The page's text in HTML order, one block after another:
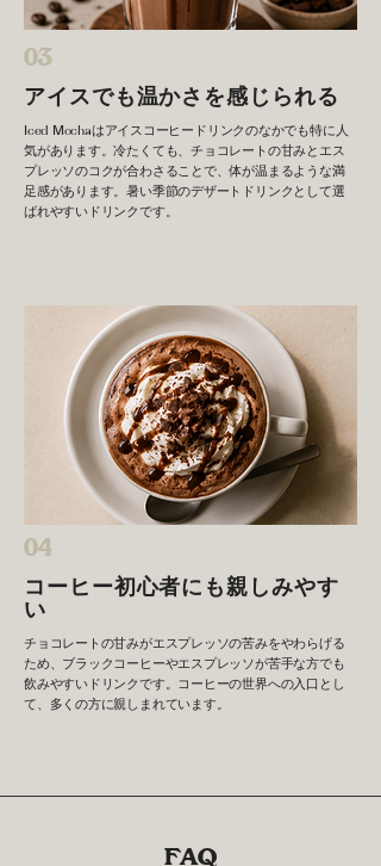
03
アイスでも温かさを感じられる
Iced Mochaはアイスコーヒードリンクのなかでも特に人
気があります。冷たくても、チョコレートの甘みとエス
プレッソのコクが合わさることで、体が温まるような満
足感があります。暑い季節のデザートドリンクとして選
ばれやすいドリンクです。
04
コーヒー初心者にも親しみやす
い
チョコレートの甘みがエスプレッソの苦みをやわらげる
ため、ブラックコーヒーやエスプレッソが苦手な方でも
飲みやすいドリンクです。コーヒーの世界への入口とし
て、多くの方に親しまれています。
FAQ